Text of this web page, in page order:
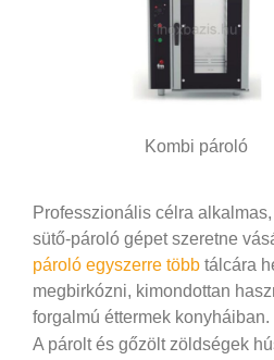
Kombi pároló
Professzionális célra
sütő-pároló gépet szeretne
pároló egyszerre több tálcára
megbirkózni, kimondottan
forgalmú éttermek konyháiban.
A párolt és gőzölt zöldségek